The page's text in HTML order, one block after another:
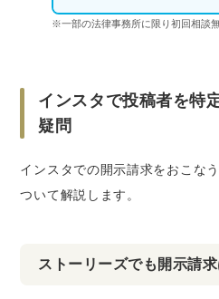
※一部の法律事務所に限り初回相談
インスタで投稿者を特
疑問
インスタでの開示請求をおこな
ついて解説します。
ストーリーズでも開示請